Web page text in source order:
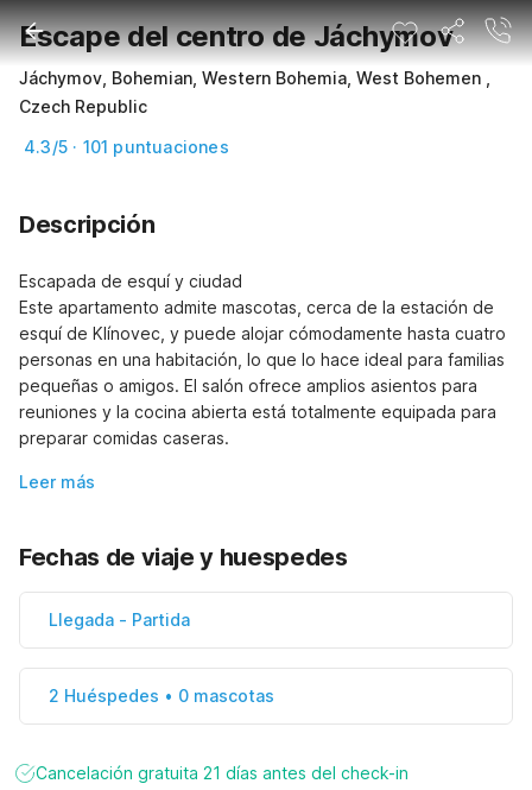
Escape del centro de Jáchymov
Jáchymov, Bohemian, Western Bohemia, West Bohemen ,
Czech Republic
4.3/5 · 101 puntuaciones
Descripción
Escapada de esquí y ciudad
Este apartamento admite mascotas, cerca de la estación de
esquí de Klínovec, y puede alojar cómodamente hasta cuatro
personas en una habitación, lo que lo hace ideal para familias
pequeñas o amigos. El salón ofrece amplios asientos para
reuniones y la cocina abierta está totalmente equipada para
preparar comidas caseras.
Leer más
Fechas de viaje y huespedes
Llegada - Partida
2 Huéspedes • 0 mascotas
Cancelación gratuita 21 días antes del check-in